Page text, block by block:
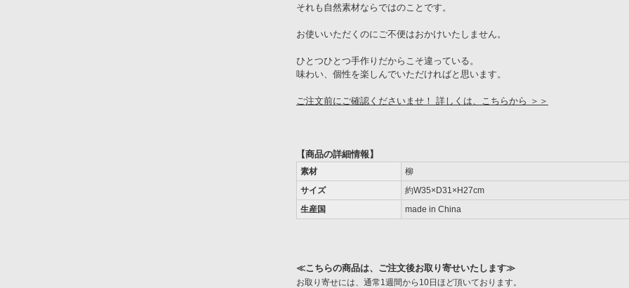
それも自然素材ならではのことです。
お使いいただくのにご不便はおかけいたしません。
ひとつひとつ手作りだからこそ違っている。
味わい、個性を楽しんでいただければと思います。
ご注文前にご確認くださいませ！ 詳しくは、こちらから ＞＞
【商品の詳細情報】
素材
柳
サイズ
約W35×D31×H27cm
生産国
made in China
≪こちらの商品は、ご注文後お取り寄せいたします≫
お取り寄せには、通常1週間から10日ほど頂いております。